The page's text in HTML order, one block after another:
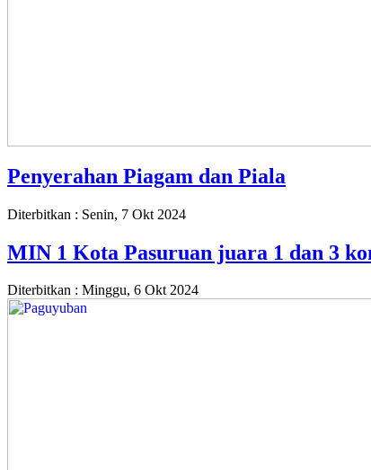
Penyerahan Piagam dan Piala
Diterbitkan : Senin, 7 Okt 2024
MIN 1 Kota Pasuruan juara 1 dan 3
Diterbitkan : Minggu, 6 Okt 2024